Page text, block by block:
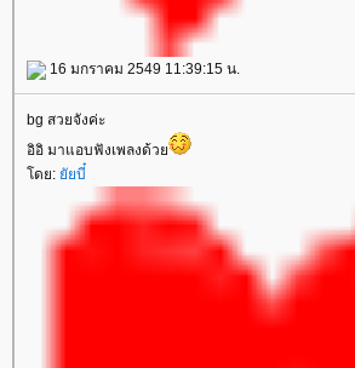
16 มกราคม 2549 11:39:15 น.
bg สวยจังค่ะ
อิอิ มาแอบฟังเพลงด้ว
ดย: ัยบี๋